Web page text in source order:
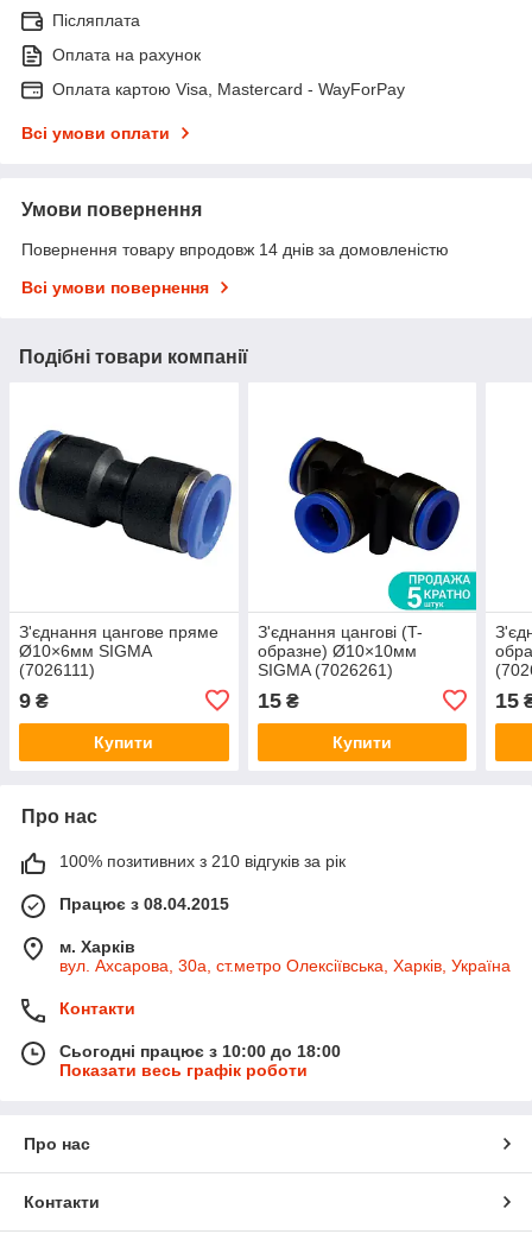
Післяплата
Оплата на рахунок
Оплата картою Visa, Mastercard - WayForPay
Всі умови оплати
Умови повернення
Повернення товару впродовж 14 днів за домовленістю
Всі умови повернення
Подібні товари компанії
З'єднання цангове пряме
Ø10×6мм SIGMA
(7026111)
9 ₴
Купити
З'єднання цангові (T-
образне) Ø10×10мм
SIGMA (7026261)
15₴
Купити
15
Про нас
100% позитивних з 210 відгуків за рік
Працює з 08.04.2015
м. Харків
вул. Ахсарова, 30а, ст.метро Олексіївська, Харків, Україна
Контакти
Сьогодні працює з 10:00 до 18:00
Показати весь графік роботи
Про нас
Контакти